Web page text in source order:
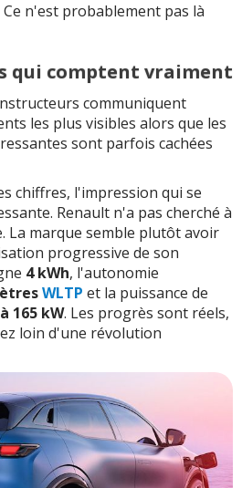
n'est probablement pas là
qui comptent vraiment
communiquent
les plus visibles alors que les
sont parfois cachées
chiffres, l'impression qui se
Renault n'a pas cherché à
La marque semble plutôt avoir
progressive de son
4 kWh, l'autonomie
WLTP et la puissance de
165 kW. Les progrès sont réels,
loin d'une révolution